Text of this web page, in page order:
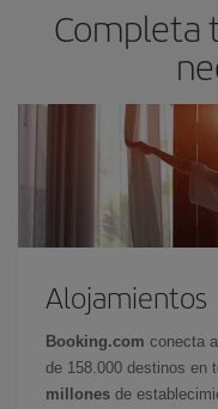
Completa
Alojamientos
Booking.com conecta
de 158.000 destinos en
millones de